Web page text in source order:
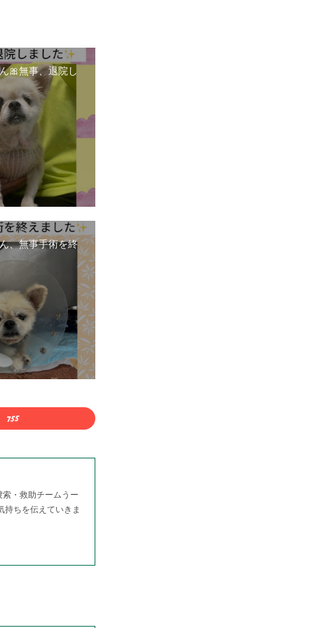
🎀無事、退院し
、無事手術を終
・救助チームうー
ちを伝えていきま